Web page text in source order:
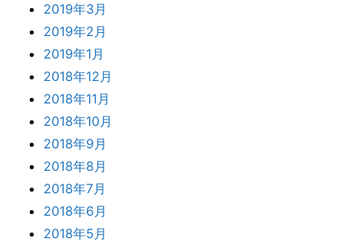
2019年3月
2019年2月
2019年1月
2018年12月
2018年11月
2018年10月
2018年9月
2018年8月
2018年7月
2018年6月
2018年5月